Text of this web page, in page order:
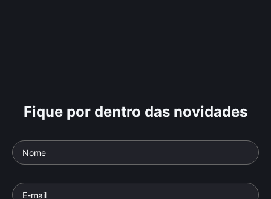
Fique por dentro das novidades